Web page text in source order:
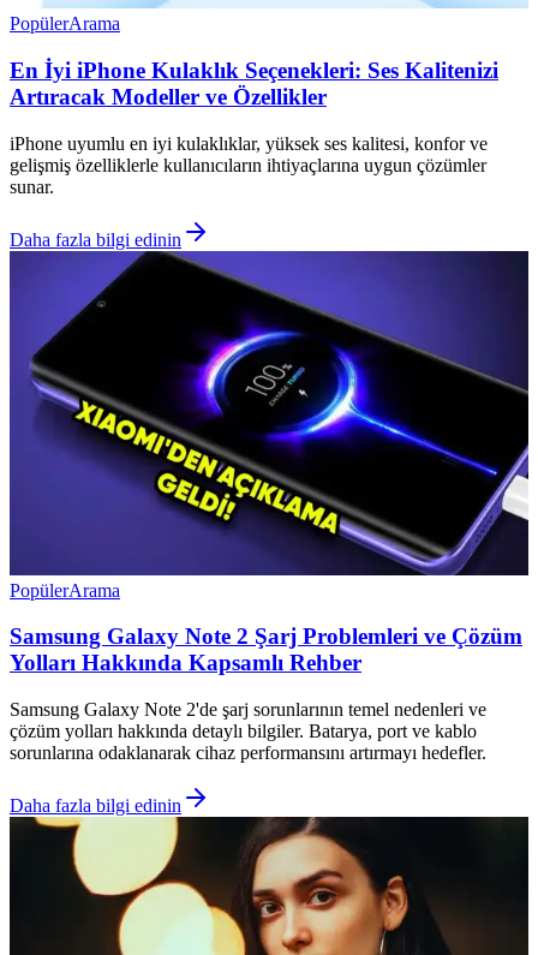
PopülerArama
En İyi iPhone Kulaklık Seçenekleri: Ses Kalitenizi
Artıracak Modeller ve Özellikler
iPhone uyumlu en iyi kulaklıklar, yüksek ses kalitesi, konfor ve
gelişmiş özelliklerle kullanıcıların ihtiyaçlarına uygun çözümler
sunar.
Daha fazla bilgi edinin
PopülerArama
Samsung Galaxy Note 2 Şarj Problemleri ve Çözüm
Yolları Hakkında Kapsamlı Rehber
Samsung Galaxy Note 2'de şarj sorunlarının temel nedenleri ve
çözüm yolları hakkında detaylı bilgiler. Batarya, port ve kablo
sorunlarına odaklanarak cihaz performansını artırmayı hedefler.
Daha fazla bilgi edinin